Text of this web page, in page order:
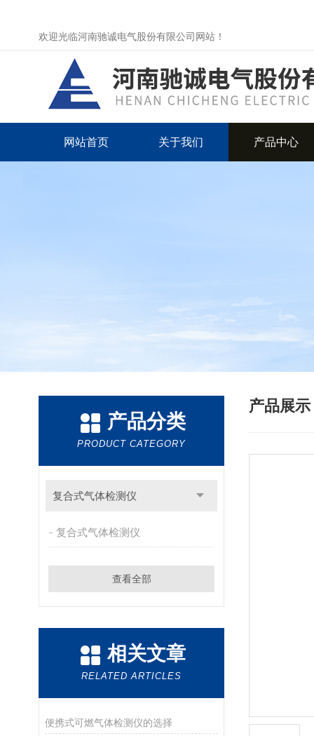
欢迎光临河南驰诚电气股份有限公司网站！
网站首页 关于我们 产品中心
产品分类
PRODUCT CATEGORY
复合式气体检测仪
复合式气体检测仪
查看全部
相关文章
RELATED ARTICLES
便携式可燃气体检测仪的选择
产品展示